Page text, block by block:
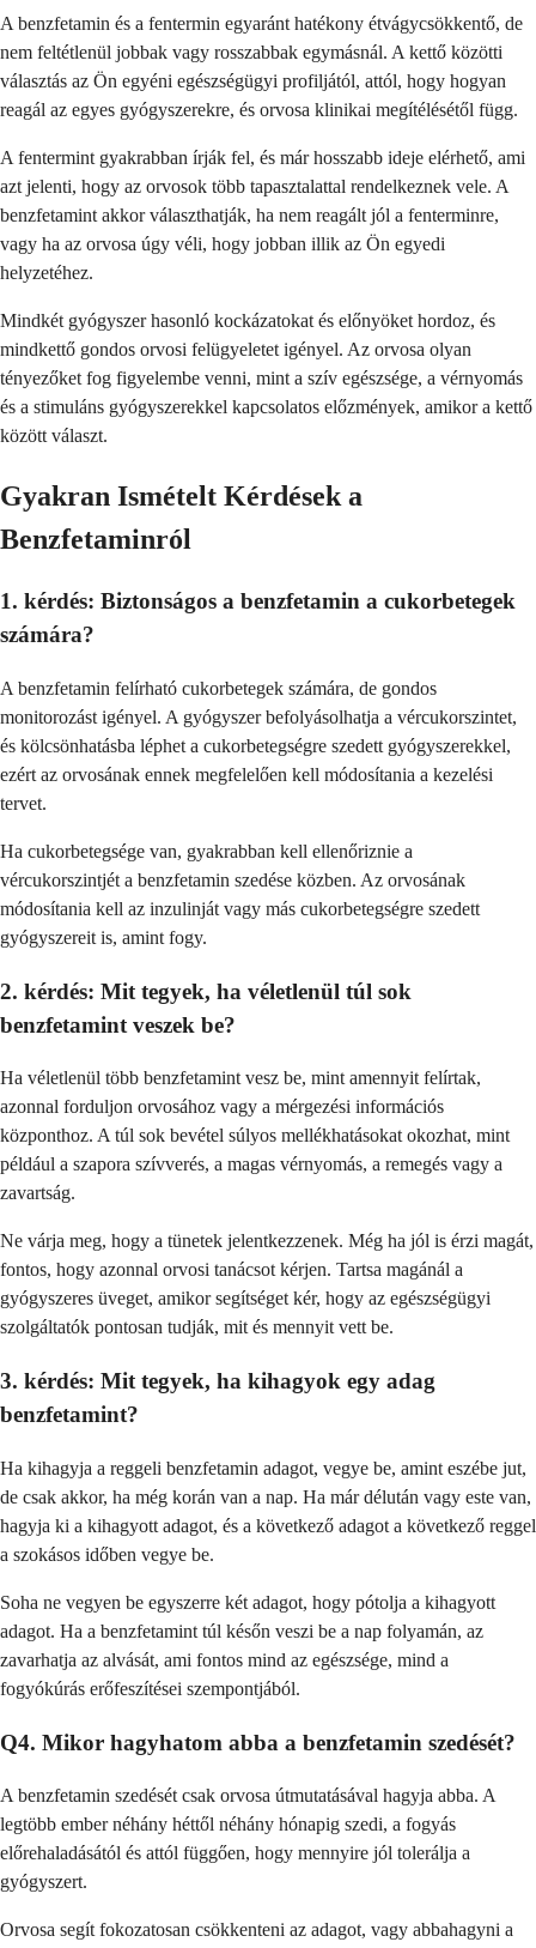
A benzfetamin és a fentermin egyaránt hatékony étvágycsökkentő, de
nem feltétlenül jobbak vagy rosszabbak egymásnál. A kettő közötti
választás az Ön egyéni egészségügyi profiljától, attól, hogy hogyan
reagál az egyes gyógyszerekre, és orvosa klinikai megítélésétől függ.
A fentermint gyakrabban írják fel, és már hosszabb ideje elérhető, ami
azt jelenti, hogy az orvosok több tapasztalattal rendelkeznek vele. A
benzfetamint akkor választhatják, ha nem reagált jól a fenterminre,
vagy ha az orvosa úgy véli, hogy jobban illik az Ön egyedi
helyzetéhez.
Mindkét gyógyszer hasonló kockázatokat és előnyöket hordoz, és
mindkettő gondos orvosi felügyeletet igényel. Az orvosa olyan
tényezőket fog figyelembe venni, mint a szív egészsége, a vérnyomás
és a stimuláns gyógyszerekkel kapcsolatos előzmények, amikor a kettő
között választ.
Gyakran Ismételt Kérdések a
Benzfetaminról
1. kérdés: Biztonságos a benzfetamin a cukorbetegek
számára?
A benzfetamin felírható cukorbetegek számára, de gondos
monitorozást igényel. A gyógyszer befolyásolhatja a vércukorszintet,
és kölcsönhatásba léphet a cukorbetegségre szedett gyógyszerekkel,
ezért az orvosának ennek megfelelően kell módosítania a kezelési
tervet.
Ha cukorbetegsége van, gyakrabban kell ellenőriznie a
vércukorszintjét a benzfetamin szedése közben. Az orvosának
módosítania kell az inzulinját vagy más cukorbetegségre szedett
gyógyszereit is, amint fogy.
2. kérdés: Mit tegyek, ha véletlenül túl sok
benzfetamint veszek be?
Ha véletlenül több benzfetamint vesz be, mint amennyit felírtak,
azonnal forduljon orvosához vagy a mérgezési információs
központhoz. A túl sok bevétel súlyos mellékhatásokat okozhat, mint
például a szapora szívverés, a magas vérnyomás, a remegés vagy a
zavartság.
Ne várja meg, hogy a tünetek jelentkezzenek. Még ha jól is érzi magát,
fontos, hogy azonnal orvosi tanácsot kérjen. Tartsa magánál a
gyógyszeres üveget, amikor segítséget kér, hogy az egészségügyi
szolgáltatók pontosan tudják, mit és mennyit vett be.
3. kérdés: Mit tegyek, ha kihagyok egy adag
benzfetamint?
Ha kihagyja a reggeli benzfetamin adagot, vegye be, amint eszébe jut,
de csak akkor, ha még korán van a nap. Ha már délután vagy este van,
hagyja ki a kihagyott adagot, és a következő adagot a következő reggel
a szokásos időben vegye be.
Soha ne vegyen be egyszerre két adagot, hogy pótolja a kihagyott
adagot. Ha a benzfetamint túl későn veszi be a nap folyamán, az
zavarhatja az alvását, ami fontos mind az egészsége, mind a
fogyókúrás erőfeszítései szempontjából.
Q4. Mikor hagyhatom abba a benzfetamin szedését?
A benzfetamin szedését csak orvosa útmutatásával hagyja abba. A
legtöbb ember néhány héttől néhány hónapig szedi, a fogyás
előrehaladásától és attól függően, hogy mennyire jól tolerálja a
gyógyszert.
Orvosa segít fokozatosan csökkenteni az adagot, vagy abbahagyni a